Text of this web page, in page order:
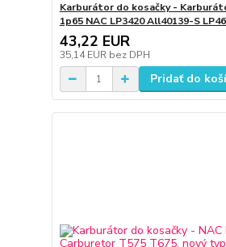
Karburátor do kosačky -
1p65 NAC LP3420 All40139-S
43,22 EUR
35,14 EUR bez DPH
Pridať do